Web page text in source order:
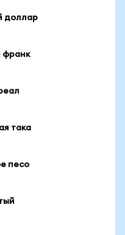
доллар
франк
така
песо